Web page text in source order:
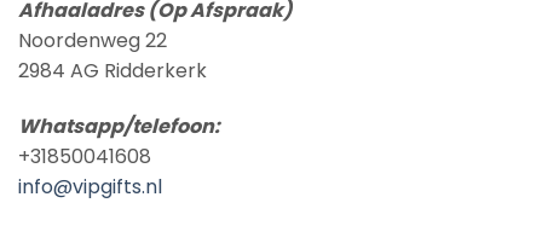
Afhaaladres (Op Afspraak)
Noordenweg 22
2984 AG Ridderkerk
Whatsapp/telefoon:
+31850041608
info@vipgifts.nl